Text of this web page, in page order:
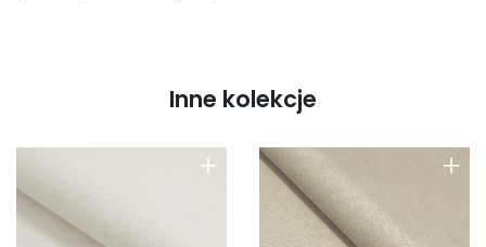
Inne kolekcje
+ +